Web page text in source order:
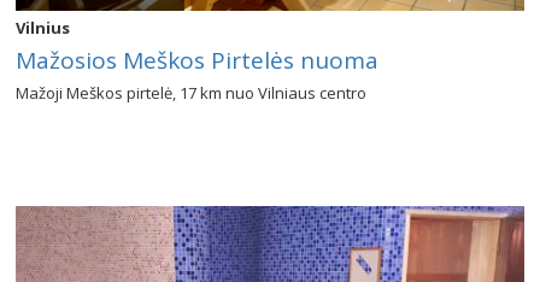
Vilnius
Mažosios Meškos Pirtelės nuoma
Mažoji Meškos pirtelė, 17 km nuo Vilniaus centro